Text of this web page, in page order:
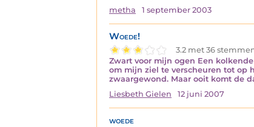
metha
1 september 2003
Woede!
3.2 met 36
Zwart voor mijn ogen Een
om mijn ziel te verscheuren tot op
zwaargewond. Maar ooit komt de
Liesbeth Gielen
12 juni 2007
woede